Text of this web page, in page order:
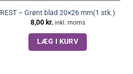
REST – Grønt blad 20×26 mm(1 stk.)
8,00kr. inkl. moms
LÆG I KURV